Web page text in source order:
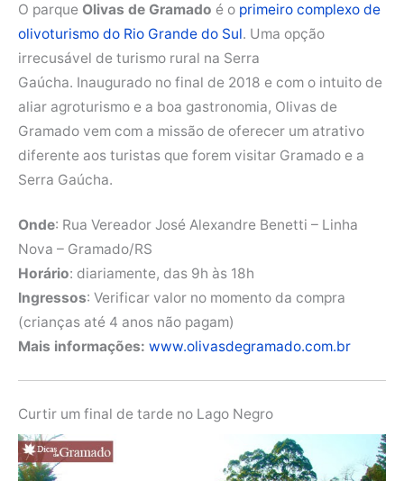
O parque Olivas de Gramado é o primeiro complexo de
olivoturismo do Rio Grande do Sul. Uma opção
irrecusável de turismo rural na Serra
Gaúcha. Inaugurado no final de 2018 e com o intuito de
aliar agroturismo e a boa gastronomia, Olivas de
Gramado vem com a missão de oferecer um atrativo
diferente aos turistas que forem visitar Gramado e a
Serra Gaúcha.
Onde: Rua Vereador José Alexandre Benetti – Linha
Nova – Gramado/RS
Horário: diariamente, das 9h às 18h
Ingressos: Verificar valor no momento da compra
(crianças até 4 anos não pagam)
Mais informações: www.olivasdegramado.com.br
Curtir um final de tarde no Lago Negro